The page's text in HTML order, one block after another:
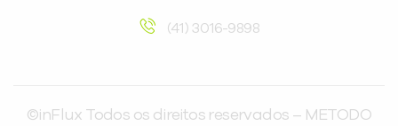
(41) 3016-9898
©inFlux Todos os direitos reservados – METODO